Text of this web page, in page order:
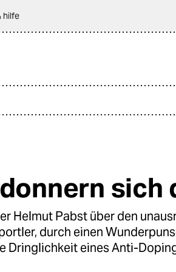
hilfe
sich
Helmut Pabst über den
durch einen
Dringlichkeit eines Anti-